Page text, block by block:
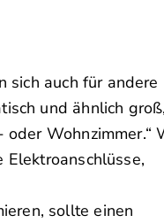
sich auch für andere
und ähnlich
Wohnzimmer.“
sollte einen